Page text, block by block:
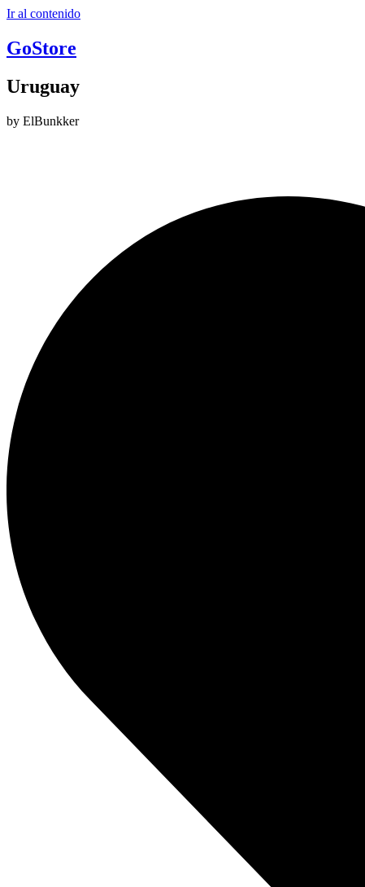
Ir al contenido
GoStore
Uruguay
by ElBunkker